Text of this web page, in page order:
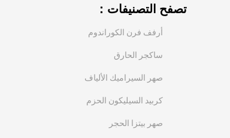
تصفح التصنيفات：
أرفف فرن الكوراندوم
ساكجر الحارق
صهر السيراميك الألياف
كربيد السيليكون الحزم
صهر بيتزا الحجر